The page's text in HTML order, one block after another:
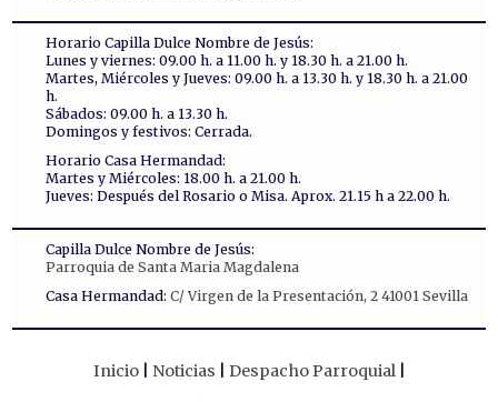
Horario Capilla Dulce Nombre de Jesús:
Lunes y viernes: 09.00 h. a 11.00 h. y 18.30 h. a 21.00 h.
Martes, Miércoles y Jueves: 09.00 h. a 13.30 h. y 18.30 h. a 21.00
h.
Sábados: 09.00 h. a 13.30 h.
Domingos y festivos: Cerrada.
Horario Casa Hermandad:
Martes y Miércoles: 18.00 h. a 21.00 h.
Jueves: Después del Rosario o Misa. Aprox. 21.15 h a 22.00 h.
Capilla Dulce Nombre de Jesús:
Parroquia de Santa Maria Magdalena
Casa Hermandad: C/ Virgen de la Presentación, 2 41001 Sevilla
Inicio Noticias
Despacho Parroquial